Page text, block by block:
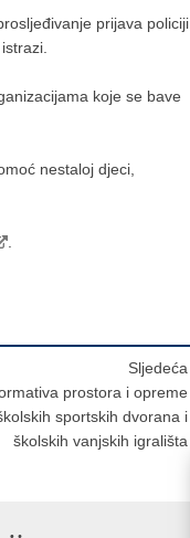
prijava policiji,
koje se bave
nestaloj djeci,
Sljedeća
prostora i opreme
sportskih dvorana i
školskih vanjskih igrališta